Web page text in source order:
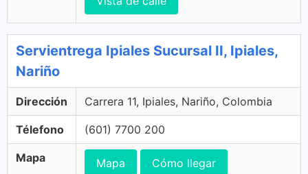
Servientrega Ipiales Sucursal II, Ipiales,
Nariño
Dirección Carrera 11, Ipiales, Nariño, Colombia
Télefono (601) 7700 200
Mapa Mapa Cómo llegar